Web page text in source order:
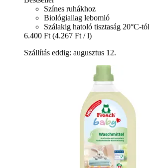
Színes ruhákhoz
Biológiailag lebomló
Szálakig hatoló tisztaság 20°C-tól
6.400 Ft (4.267 Ft / l)
Szállítás eddig: augusztus 12.